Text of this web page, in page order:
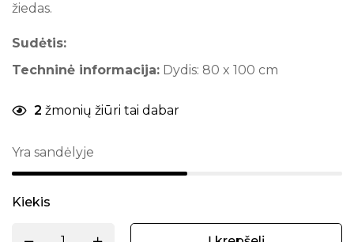
žiedas.
Sudėtis:
Techninė informacija: Dydis: 80 x 100 cm
2 žmonių žiūri tai dabar
Yra sandėlyje
Kiekis